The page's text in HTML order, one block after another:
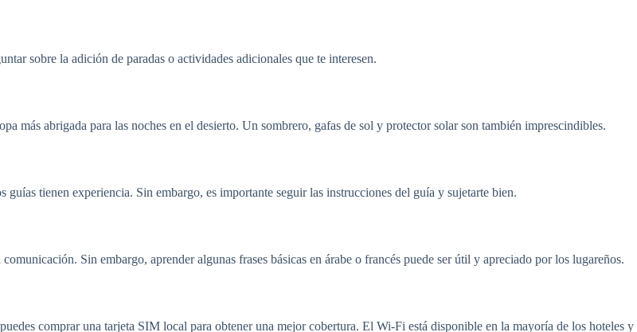
sobre la adición de paradas o actividades adicionales que te interesen.
más abrigada para las noches en el desierto. Un sombrero, gafas de sol y protector solar son también imprescindibles.
tienen experiencia. Sin embargo, es importante seguir las instrucciones del guía y sujetarte bien.
Sin embargo, aprender algunas frases básicas en árabe o francés puede ser útil y apreciado por los lugareños.
comprar una tarjeta SIM local para obtener una mejor cobertura. El Wi-Fi está disponible en la mayoría de los hoteles y